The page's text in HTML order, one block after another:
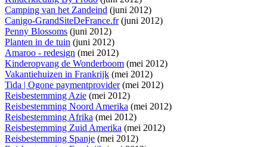
Camping van het Zandeind (juni 2012)
Canigo-GrandSiteDeFrance.fr(juni 2012)
Penny Blossoms (juni 2012)
Planten in de tuin (juni 2012)
Amaroo - redesign (mei 2012)
Kinderopvang de Wonderboom (mei 2012)
Vakantiehuizen in Frankrijk (mei 2012)
Tida | Ogone paymentprovider(mei 2012)
Reisbestemming Azie (mei 2012)
Reisbestemming Noord Amerika (mei 2012)
Reisbestemming Afrika (mei 2012)
Reisbestemming Zuid Amerika (mei 2012)
Reisbestemming Spanje (mei 2012)